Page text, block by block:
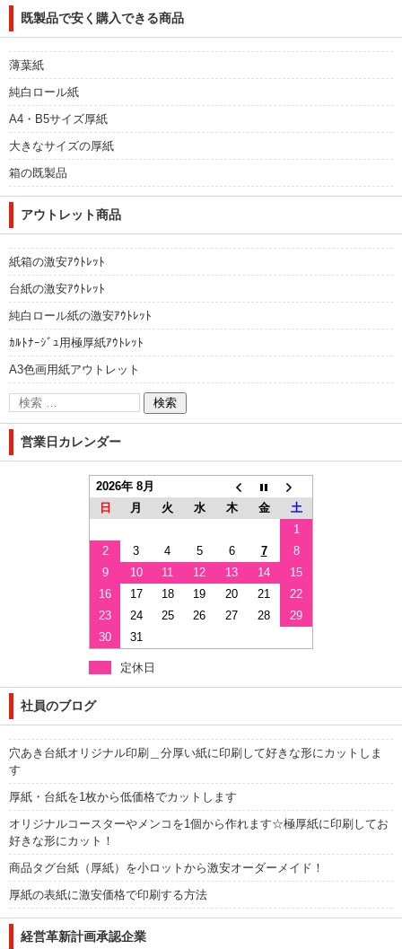
既製品で安く購入できる商品
薄葉紙
純白ロール紙
A4・B5サイズ厚紙
大きなサイズの厚紙
箱の既製品
アウトレット商品
紙箱の激安ｱｳﾄﾚｯﾄ
台紙の激安ｱｳﾄﾚｯﾄ
純白ロール紙の激安ｱｳﾄﾚｯﾄ
ｶﾙﾄﾅｰｼﾞｭ用極厚紙ｱｳﾄﾚｯﾄ
A3色画用紙アウトレット
営業日カレンダー
2026年 8月
日
月 火 水 木 金
土
1
2
3 4 5 6 7
8
9
10 11 12 13 14
15
16
17 18 19 20 21
22
23
24 25 26 27 28
29
30
31
定休日
社員のブログ
穴あき台紙オリジナル印刷＿分厚い紙に印刷して好きな形にカットしま
す
厚紙・台紙を1枚から低価格でカットします
オリジナルコースターやメンコを1個から作れます☆極厚紙に印刷してお
好きな形にカット！
商品タグ台紙（厚紙）を小ロットから激安オーダーメイド！
厚紙の表紙に激安価格で印刷する方法
経営革新計画承認企業